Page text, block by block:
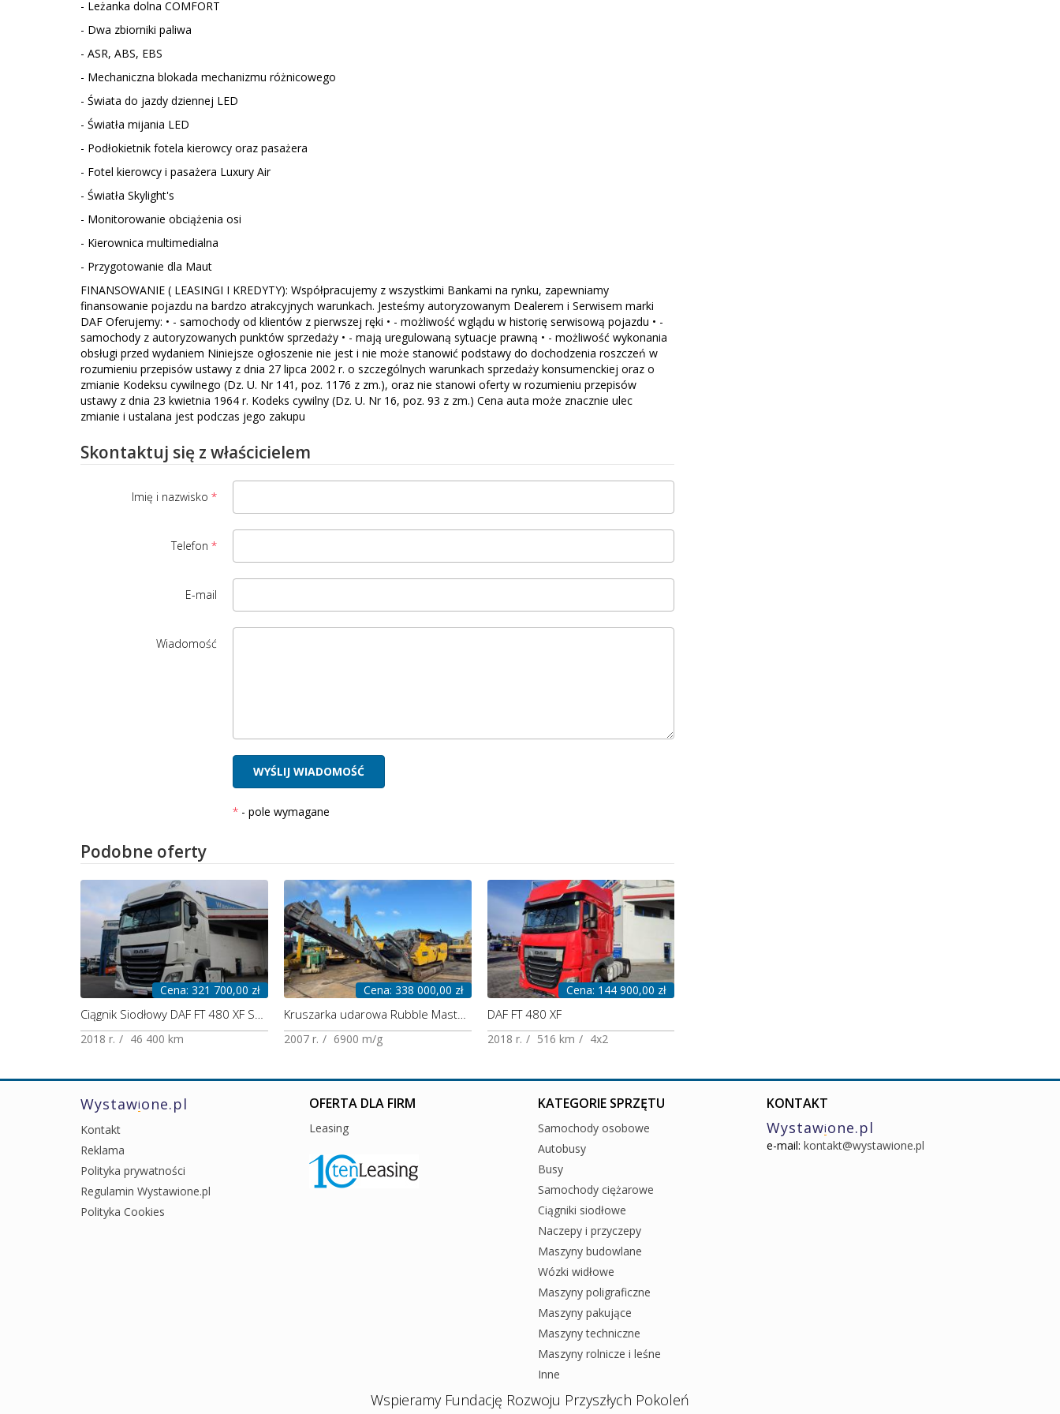
- Leżanka dolna COMFORT
- Dwa zbiorniki paliwa
- ASR, ABS, EBS
- Mechaniczna blokada mechanizmu różnicowego
- Świata do jazdy dziennej LED
- Światła mijania LED
- Podłokietnik fotela kierowcy oraz pasażera
- Fotel kierowcy i pasażera Luxury Air
- Światła Skylight's
- Monitorowanie obciążenia osi
- Kierownica multimedialna
- Przygotowanie dla Maut
FINANSOWANIE ( LEASINGI I KREDYTY): Współpracujemy z wszystkimi Bankami na rynku, zapewniamy
finansowanie pojazdu na bardzo atrakcyjnych warunkach. Jesteśmy autoryzowanym Dealerem i Serwisem marki
DAF Oferujemy: • - samochody od klientów z pierwszej ręki • - możliwość wglądu w historię serwisową pojazdu • -
samochody z autoryzowanych punktów sprzedaży • - mają uregulowaną sytuacje prawną • - możliwość wykonania
obsługi przed wydaniem Niniejsze ogłoszenie nie jest i nie może stanowić podstawy do dochodzenia roszczeń w
rozumieniu przepisów ustawy z dnia 27 lipca 2002 r. o szczególnych warunkach sprzedaży konsumenckiej oraz o
zmianie Kodeksu cywilnego (Dz. U. Nr 141, poz. 1176 z zm.), oraz nie stanowi oferty w rozumieniu przepisów
ustawy z dnia 23 kwietnia 1964 r. Kodeks cywilny (Dz. U. Nr 16, poz. 93 z zm.) Cena auta może znacznie ulec
zmianie i ustalana jest podczas jego zakupu
Skontaktuj się z właścicielem
Imię i nazwisko
Telefon
E-mail
Wiadomość
- pole wymagane
Podobne oferty
Cena: 321 700,00 zł
2018 r. 46 400 km
Cena: 338 000,00 zł
Kruszarka udarowa Rubble Master RM 70
2007 r. 6900 m/g
Cena: 144 900,00 zł
DAF FT 480 XF
2018 r. 516 km 4x2
Wystawione.pl
Kontakt
Reklama
Polityka prywatności
Regulamin Wystawione.pl
Polityka Cookies
OFERTA DLA FIRM
Leasing
KATEGORIE SPRZĘTU
Samochody osobowe
Autobusy
Busy
Samochody ciężarowe
Ciągniki siodłowe
Naczepy i przyczepy
Maszyny budowlane
Wózki widłowe
Maszyny poligraficzne
Maszyny pakujące
Maszyny techniczne
Maszyny rolnicze i leśne
Inne
KONTAKT
Wystawione.pl
e-mail: kontakt@wystawione.pl
Wspieramy Fundację Rozwoju Przyszłych Pokoleń